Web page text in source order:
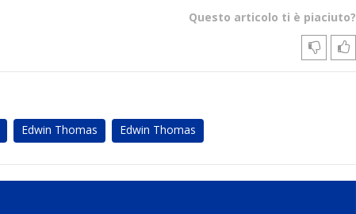
Questo articolo ti è piaciuto?
Edwin Thomas Edwin Thomas